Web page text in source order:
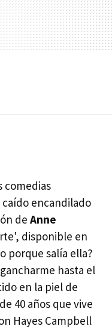
comedias
encandilado
de Anne
disponible en
porque salía ella?
hasta el
en la piel de
40 años que vive
Hayes Campbell